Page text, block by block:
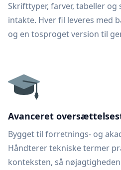
Skrifttyper, farver, tabeller
intakte. Hver fil leveres med
og en tosproget version til
Avanceret
Bygget til forretnings- og
Håndterer tekniske termer
konteksten, så